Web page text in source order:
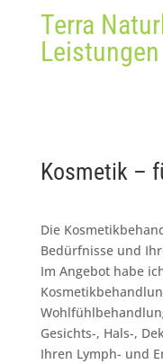
Terra
Leistungen
Kosmetik –
Die
Bedürfnisse und
Im Angebot habe
Gesichts-, Hals-,
Ihren Lymph- und